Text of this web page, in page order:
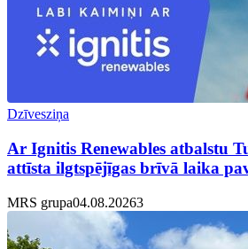
Dzīvesziņa
Ar Ignitis Renewables atbalstu
attīsta ilgtspējīgas brīvā laika
MRS grupa04.08.20263